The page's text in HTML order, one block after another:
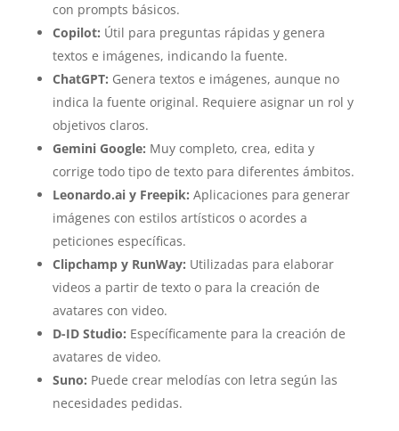
con prompts básicos.
Copilot: Útil para preguntas rápidas y genera
textos e imágenes, indicando la fuente.
ChatGPT: Genera textos e imágenes, aunque no
indica la fuente original. Requiere asignar un rol y
objetivos claros.
Gemini Google: Muy completo, crea, edita y
corrige todo tipo de texto para diferentes ámbitos.
Leonardo.ai y Freepik: Aplicaciones para generar
imágenes con estilos artísticos o acordes a
peticiones específicas.
Clipchamp y RunWay: Utilizadas para elaborar
videos a partir de texto o para la creación de
avatares con video.
D-ID Studio: Específicamente para la creación de
avatares de video.
Suno: Puede crear melodías con letra según las
necesidades pedidas.